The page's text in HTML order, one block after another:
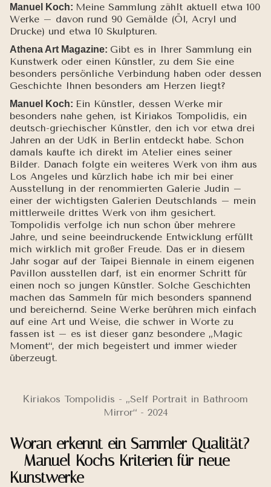
Manuel Koch: Meine Sammlung zählt aktuell etwa 100
Werke – davon rund 90 Gemälde (Öl, Acryl und
Drucke) und etwa 10 Skulpturen.
Athena Art Magazine: Gibt es in Ihrer Sammlung ein
Kunstwerk oder einen Künstler, zu dem Sie eine
besonders persönliche Verbindung haben oder dessen
Geschichte Ihnen besonders am Herzen liegt?
Manuel Koch: Ein Künstler, dessen Werke mir
besonders nahe gehen, ist Κiriakos Tompolidis, ein
deutsch-griechischer Künstler, den ich vor etwa drei
Jahren an der UdK in Berlin entdeckt habe. Schon
damals kaufte ich direkt im Atelier eines seiner
Bilder. Danach folgte ein weiteres Werk von ihm aus
Los Angeles und kürzlich habe ich mir bei einer
Ausstellung in der renommierten Galerie Judin –
einer der wichtigsten Galerien Deutschlands – mein
mittlerweile drittes Werk von ihm gesichert.
Tompolidis verfolge ich nun schon über mehrere
Jahre, und seine beeindruckende Entwicklung erfüllt
mich wirklich mit großer Freude. Das er in diesem
Jahr sogar auf der Taipei Biennale in einem eigenen
Pavillon ausstellen darf, ist ein enormer Schritt für
einen noch so jungen Künstler. Solche Geschichten
machen das Sammeln für mich besonders spannend
und bereichernd. Seine Werke berühren mich einfach
auf eine Art und Weise, die schwer in Worte zu
fassen ist – es ist dieser ganz besondere „Magic
Moment“, der mich begeistert und immer wieder
überzeugt.
Κiriakos Tompolidis - „Self Portrait in Bathroom
Mirror“ - 2024
Woran erkennt ein Sammler Qualität?
– Manuel Kochs Kriterien für neue
Kunstwerke